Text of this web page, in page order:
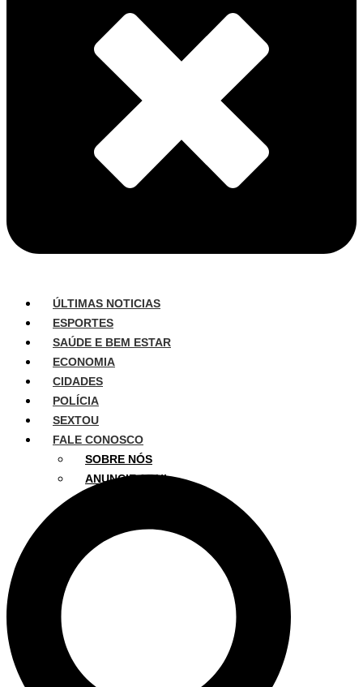
ÚLTIMAS NOTICIAS
ESPORTES
SAÚDE E BEM ESTAR
ECONOMIA
CIDADES
POLÍCIA
SEXTOU
FALE CONOSCO
SOBRE NÓS
ANUNCIE AQUI